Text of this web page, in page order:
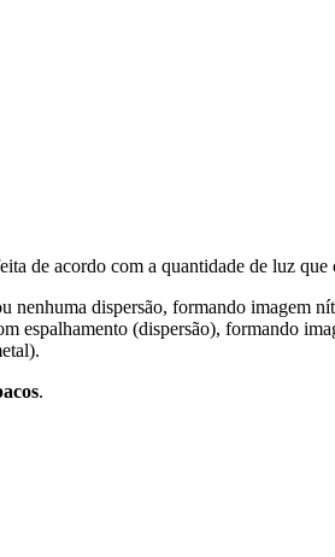
de acordo com a quantidade de luz
nenhuma dispersão, formando imagem
espalhamento (dispersão), formando
.